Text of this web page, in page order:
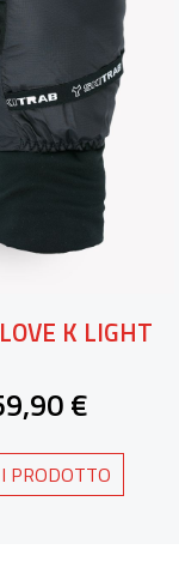
K LIGHT
€
PRODOTTO